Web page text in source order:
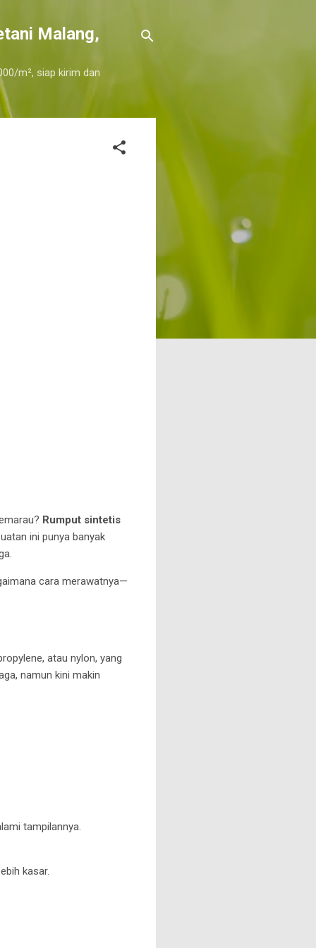
Malang,
m², siap kirim dan
Rumput sintetis
ini punya banyak
cara merawatnya—
atau nylon, yang
namun kini makin
tampilannya.
kasar.